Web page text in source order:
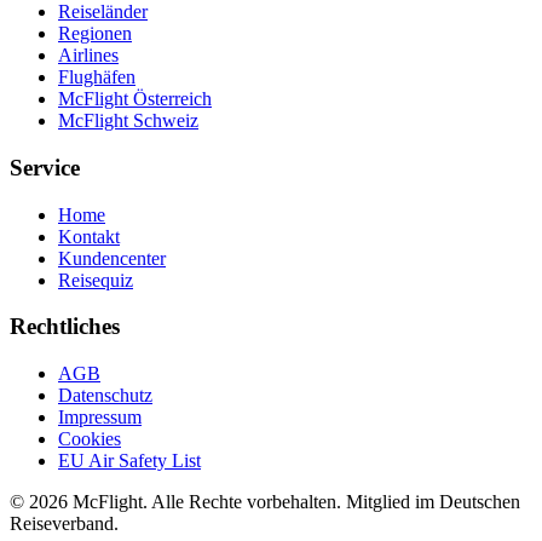
Reiseländer
Regionen
Airlines
Flughäfen
McFlight Österreich
McFlight Schweiz
Service
Home
Kontakt
Kundencenter
Reisequiz
Rechtliches
AGB
Datenschutz
Impressum
Cookies
EU Air Safety List
© 2026 McFlight. Alle Rechte vorbehalten. Mitglied im Deutschen
Reiseverband.